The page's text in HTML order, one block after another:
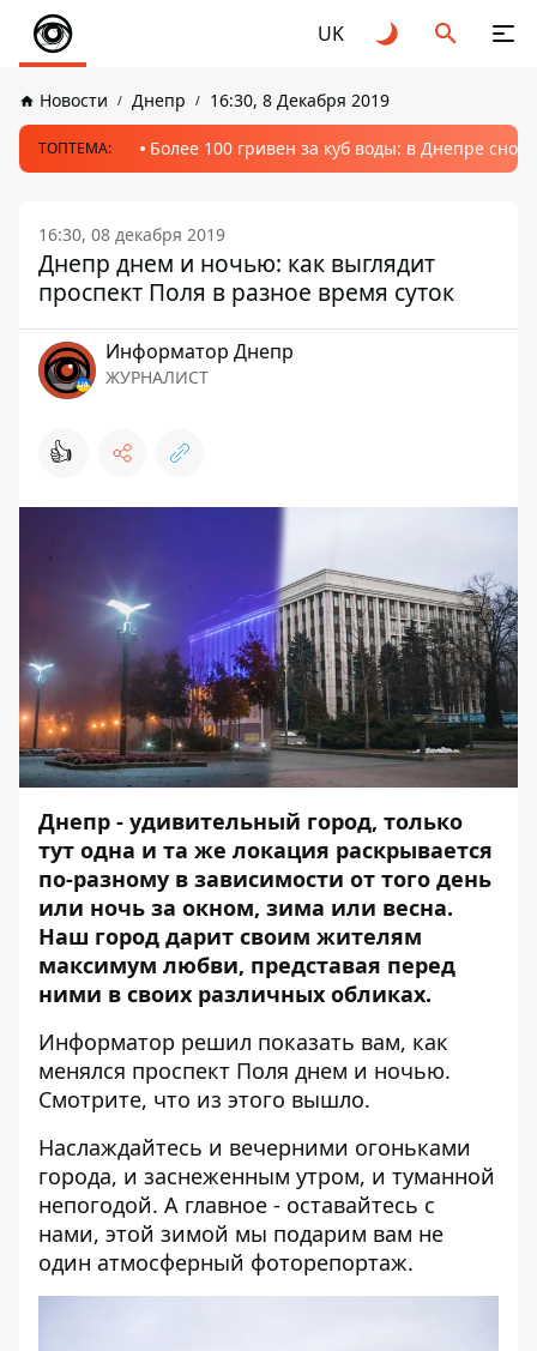
UK
Новости Днепр 16:30, 8 Декабря 2019
ТОПТЕМА: Более 100 гривен за куб воды: в Днепре
16:30, 08 декабря 2019
Днепр днем и ночью: как выглядит
проспект Поля в разное время суток
Информатор Днепр
ЖУРНАЛИСТ
👍
Днепр - удивительный город, только
тут одна и та же локация раскрывается
по-разному в зависимости от того день
или ночь за окном, зима или весна.
Наш город дарит своим жителям
максимум любви, представая перед
ними в своих различных обликах.
Информатор решил показать вам, как
менялся проспект Поля днем и ночью.
Смотрите, что из этого вышло.
Наслаждайтесь и вечерними огоньками
города, и заснеженным утром, и туманной
непогодой. А главное - оставайтесь с
нами, этой зимой мы подарим вам не
один атмосферный фоторепортаж.